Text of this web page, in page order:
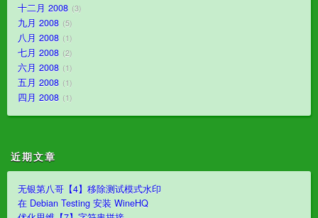
十二月 2008 3
九月 2008 5
八月 2008 1
七月 2008 2
六月 2008 1
五月 2008 1
四月 2008 1
近期文章
无银第八哥【4】移除测试模式水印
在 Debian Testing 安装 WineHQ